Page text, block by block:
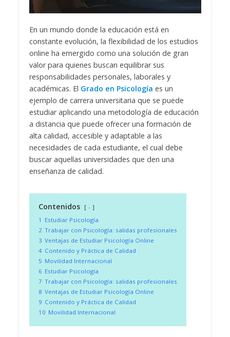
En un mundo donde la educación está en
constante evolución, la flexibilidad de los estudios
online ha emergido como una solución de gran
valor para quienes buscan equilibrar sus
responsabilidades personales, laborales y
académicas. El Grado en Psicología es un
ejemplo de carrera universitaria que se puede
estudiar aplicando una metodología de educación
a distancia que puede ofrecer una formación de
alta calidad, accesible y adaptable a las
necesidades de cada estudiante, el cual debe
buscar aquellas universidades que den una
enseñanza de calidad.
Contenidos
-
1 Estudiar Psicología
2 Trabajar con Psicología: salidas profesionales
3 Ventajas de Estudiar Psicología Online
4 Contenido y Práctica de Calidad
5 Movilidad Internacional
6 Estudiar Psicología
7 Trabajar con Psicología: salidas profesionales
8 Ventajas de Estudiar Psicología Online
9 Contenido y Práctica de Calidad
10 Movilidad Internacional